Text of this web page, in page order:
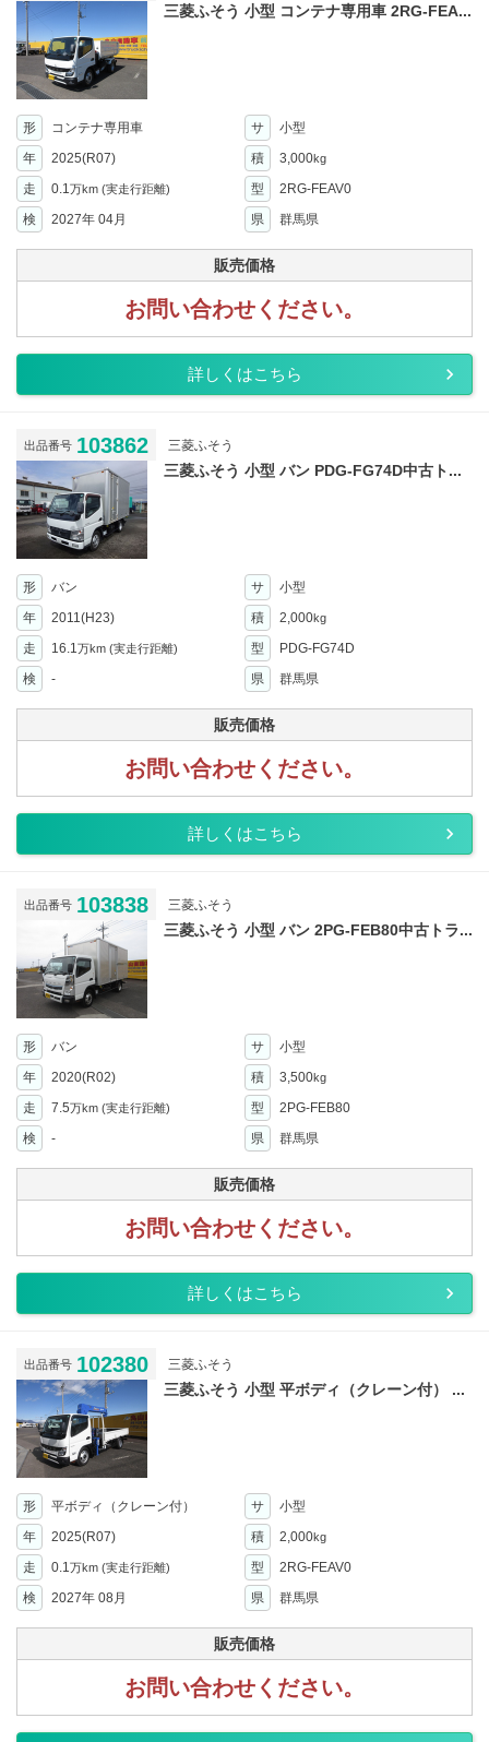
三菱ふそう 小型 コンテナ専用車 2RG-FEA...
形 コンテナ専用車 サ
小型
年
2025(R07) 積 3,000kg
走 0.1万km (実走行距離) 型
2RG-FEAV0
検
2027年 04月 県 群馬県
販売価格
お問い合わせください。
詳しくはこちら
出品番号 103862 三菱ふそう
三菱ふそう 小型 バン PDG-FG74D中古ト...
形 バン サ
小型
年
2011(H23) 積 2,000kg
走 16.1万km (実走行距離) 型
PDG-FG74D
検
- 県 群馬県
販売価格
お問い合わせください。
詳しくはこちら
出品番号 103838 三菱ふそう
三菱ふそう 小型 バン 2PG-FEB80中古トラ...
形 バン サ
小型
年
2020(R02) 積 3,500kg
走 7.5万km (実走行距離) 型
2PG-FEB80
検
- 県 群馬県
販売価格
お問い合わせください。
詳しくはこちら
出品番号 102380 三菱ふそう
三菱ふそう 小型 平ボディ（クレーン付） ...
形 平ボディ（クレーン付） サ
小型
年
2025(R07) 積 2,000kg
走 0.1万km (実走行距離) 型
2RG-FEAV0
検
2027年 08月 県 群馬県
販売価格
お問い合わせください。